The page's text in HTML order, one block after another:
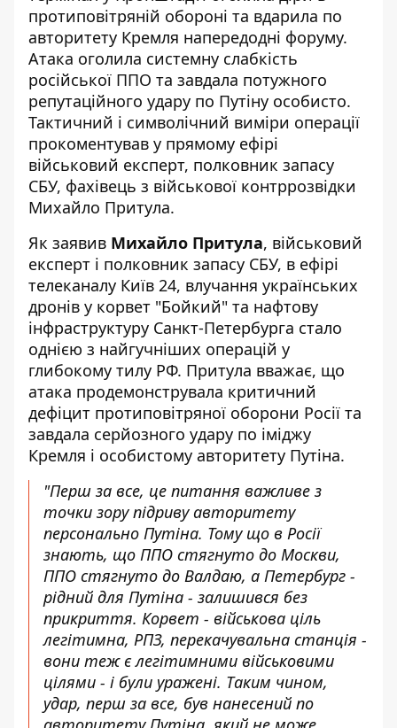
протиповітряній обороні та вдарила по
авторитету Кремля напередодні форуму.
Атака оголила системну слабкість
російської ППО та завдала потужного
репутаційного удару по Путіну особисто.
Тактичний і символічний виміри операції
прокоментував у прямому ефірі
військовий експерт, полковник запасу
СБУ, фахівець з військової контррозвідки
Михайло Притула.
Як заявив Михайло Притула, військовий
експерт і полковник запасу СБУ, в ефірі
телеканалу Київ 24, влучання українських
дронів у корвет "Бойкий" та нафтову
інфраструктуру Санкт-Петербурга стало
однією з найгучніших операцій у
глибокому тилу РФ. Притула вважає, що
атака продемонструвала критичний
дефіцит протиповітряної оборони Росії та
завдала серйозного удару по іміджу
Кремля і особистому авторитету Путіна.
"Перш за все, це питання важливе з
точки зору підриву авторитету
персонально Путіна. Тому що в Росії
знають, що ППО стягнуто до Москви,
ППО стягнуто до Валдаю, а Петербург -
рідний для Путіна - залишився без
прикриття. Корвет - військова ціль
легітимна, РПЗ, перекачувальна станція -
вони теж є легітимними військовими
цілями - і були уражені. Таким чином,
удар, перш за все, був нанесений по